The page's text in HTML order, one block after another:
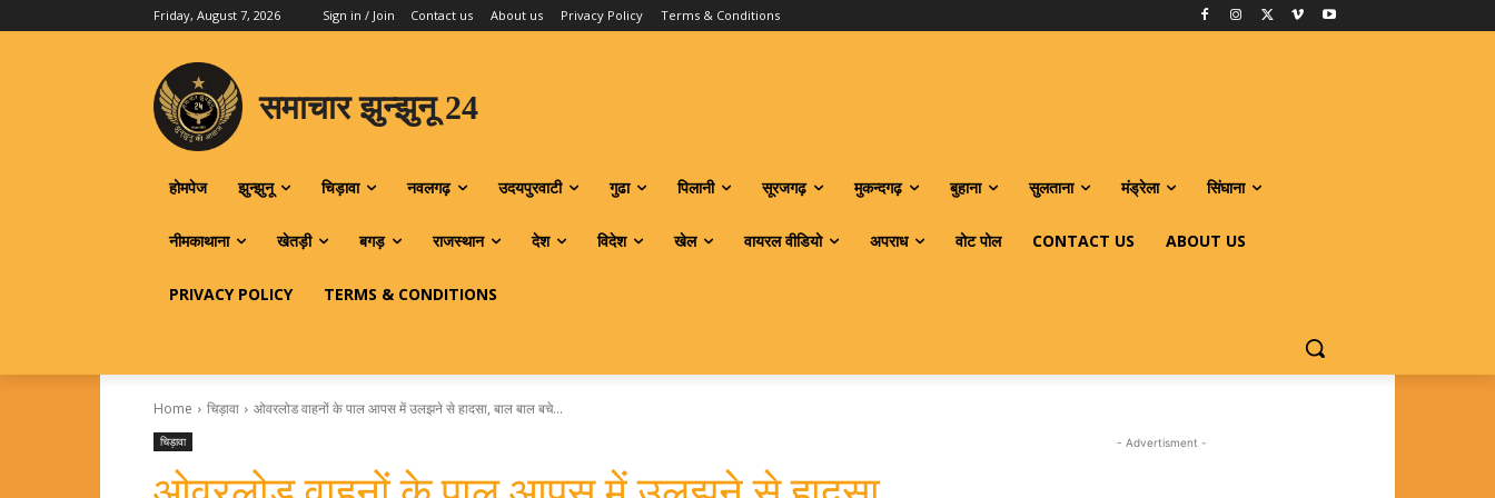
Friday, August 7, 2026 Sign in / Join Contact us About us Privacy Policy Terms & Conditions
समाचार झुन्झुनू 24
होमपेज झुन्झुनू चिड़ावा नवलगढ़ उदयपुरवाटी गुढा पिलानी सूरजगढ़ मुकन्दगढ़ बुहाना सुलताना मंड्रेला सिंघाना
नीमकाथाना खेतड़ी बगड़ राजस्थान देश विदेश खेल वायरल वीडियो अपराध वोट पोल CONTACT US ABOUT US
PRIVACY POLICY TERMS & CONDITIONS
Home चिड़ावा ओवरलोड वाहनों के पाल आपस में उलझने से हादसा, बाल बाल बचे...
चिड़ावा - Advertisment -